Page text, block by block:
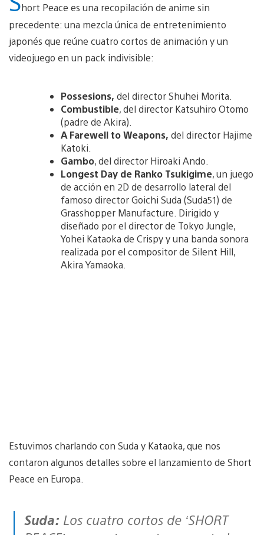
hort Peace es una recopilación de anime sin
precedente: una mezcla única de entretenimiento
japonés que reúne cuatro cortos de animación y un
videojuego en un pack indivisible:
Possesions, del director Shuhei Morita.
Combustible, del director Katsuhiro Otomo
(padre de Akira).
A Farewell to Weapons, del director Hajime
Katoki.
Gambo, del director Hiroaki Ando.
Longest Day de Ranko Tsukigime, un juego
de acción en 2D de desarrollo lateral del
famoso director Goichi Suda (Suda51) de
Grasshopper Manufacture. Dirigido y
diseñado por el director de Tokyo Jungle,
Yohei Kataoka de Crispy y una banda sonora
realizada por el compositor de Silent Hill,
Akira Yamaoka.
Estuvimos charlando con Suda y Kataoka, que nos
contaron algunos detalles sobre el lanzamiento de Short
Peace en Europa.
Suda: Los cuatro cortos de ‘SHORT